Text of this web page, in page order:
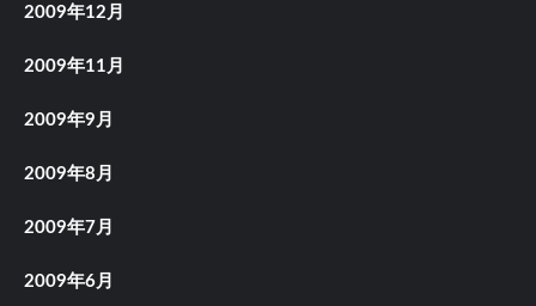
2009年12月
2009年11月
2009年9月
2009年8月
2009年7月
2009年6月